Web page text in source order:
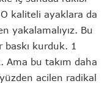
kaliteli ayaklara da
yakalamalıyız. Bu
baskı kurduk. 1
Ama bu takım daha
acilen radikal